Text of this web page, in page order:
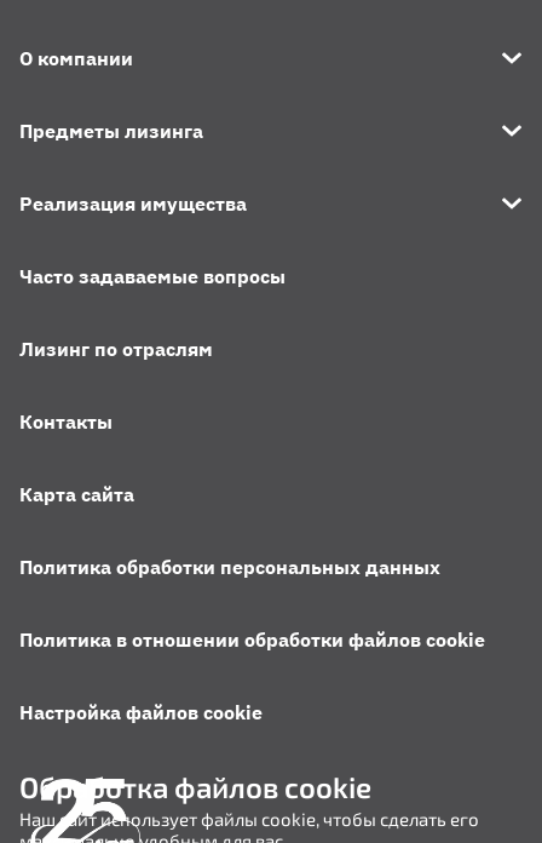
О компании
Предметы лизинга
Реализация имущества
Часто задаваемые вопросы
Лизинг по отраслям
Контакты
Карта сайта
Политика обработки персональных данных
Политика в отношении обработки файлов cookie
Настройка файлов cookie
Обработка файлов cookie
Наш сайт использует файлы cookie, чтобы сделать его